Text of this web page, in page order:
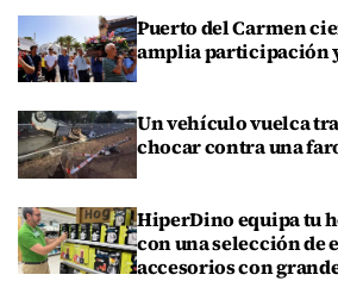
Puerto del Carmen
amplia participación
Un vehículo vuelca
chocar contra una
HiperDino equipa tu
con una selección de
accesorios con